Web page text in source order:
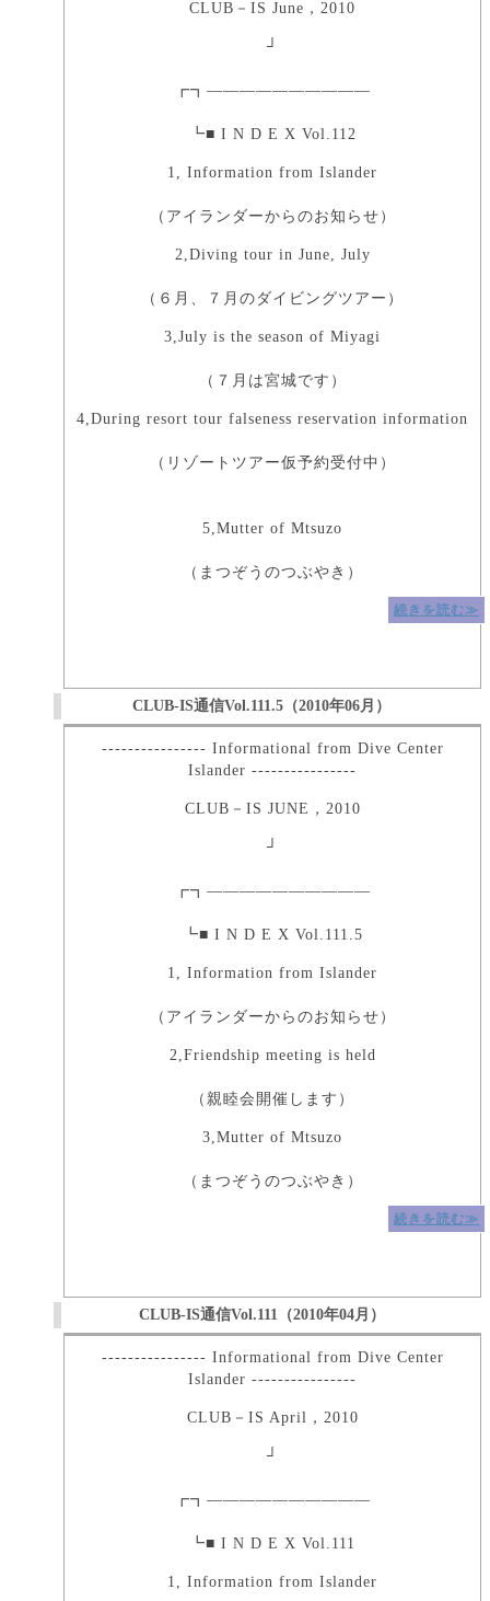
CLUB－IS June，2010
┘
┏┓――――――――――
┗■ I N D E X Vol.112
1, Information from Islander
（アイランダーからのお知らせ）
2,Diving tour in June, July
（６月、７月のダイビングツアー）
3,July is the season of Miyagi
（７月は宮城です）
4,During resort tour falseness reservation information
（リゾートツアー仮予約受付中）
5,Mutter of Mtsuzo
（まつぞうのつぶやき）
続きを読む≫
CLUB-IS通信Vol.111.5（2010年06月）
---------------- Informational from Dive Center
Islander ----------------
CLUB－IS JUNE，2010
┘
┏┓――――――――――
┗■ I N D E X Vol.111.5
1, Information from Islander
（アイランダーからのお知らせ）
2,Friendship meeting is held
（親睦会開催します）
3,Mutter of Mtsuzo
（まつぞうのつぶやき）
続きを読む≫
CLUB-IS通信Vol.111（2010年04月）
---------------- Informational from Dive Center
Islander ----------------
CLUB－IS April，2010
┘
┏┓――――――――――
┗■ I N D E X Vol.111
1, Information from Islander